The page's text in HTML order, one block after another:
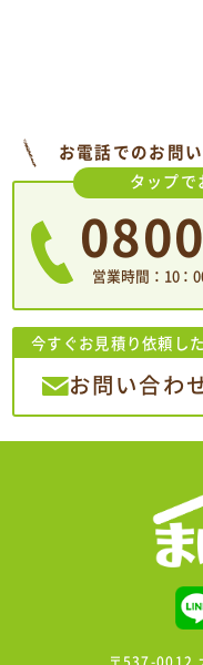
お電話でのお問
タップで
営業時間：10
今すぐお見積り依頼し
お問い合わ
〒537-0012